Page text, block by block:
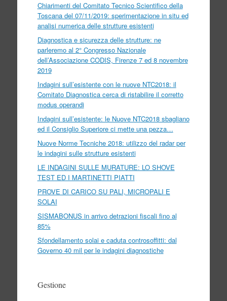
Chiarimenti del Comitato Tecnico Scientifico della
Toscana del 07/11/2019: sperimentazione in situ ed
analisi numerica delle strutture esistenti
Diagnostica e sicurezza delle strutture: ne
parleremo al 2° Congresso Nazionale
dell’Associazione CODIS, Firenze 7 ed 8 novembre
2019
Indagini sull’esistente con le nuove NTC2018: il
Comitato Diagnostica cerca di ristabilire il corretto
modus operandi
Indagini sull’esistente: le Nuove NTC2018 sbagliano
ed il Consiglio Superiore ci mette una pezza…
Nuove Norme Tecniche 2018: utilizzo del radar per
le indagini sulle strutture esistenti
LE INDAGINI SULLE MURATURE: LO SHOVE
TEST ED I MARTINETTI PIATTI
PROVE DI CARICO SU PALI, MICROPALI E
SOLAI
SISMABONUS in arrivo detrazioni fiscali fino al
85%
Sfondellamento solai e caduta controsoffitti: dal
Governo 40 mil per le indagini diagnostiche
Gestione